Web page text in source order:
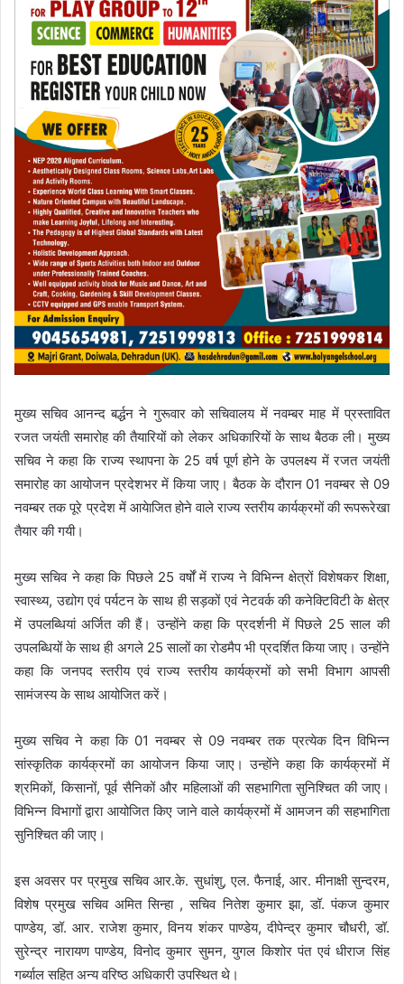
मुख्य सचिव आनन्द बर्द्धन ने गुरूवार को सचिवालय में नवम्बर माह में प्रस्तावित
रजत जयंती समारोह की तैयारियों को लेकर अधिकारियों के साथ बैठक ली। मुख्य
सचिव ने कहा कि राज्य स्थापना के 25 वर्ष पूर्ण होने के उपलक्ष्य में रजत जयंती
समारोह का आयोजन प्रदेशभर में किया जाए। बैठक के दौरान 01 नवम्बर से 09
नवम्बर तक पूरे प्रदेश में आयेाजित होने वाले राज्य स्तरीय कार्यक्रमों की रूपरूरेखा
तैयार की गयी।
मुख्य सचिव ने कहा कि पिछले 25 वर्षों में राज्य ने विभिन्न क्षेत्रों विशेषकर शिक्षा,
स्वास्थ्य, उद्योग एवं पर्यटन के साथ ही सड़कों एवं नेटवर्क की कनेक्टिविटी के क्षेत्र
में उपलब्धियां अर्जित की हैं। उन्होंने कहा कि प्रदर्शनी में पिछले 25 साल की
उपलब्धियों के साथ ही अगले 25 सालों का रोडमैप भी प्रदर्शित किया जाए। उन्होंने
कहा कि जनपद स्तरीय एवं राज्य स्तरीय कार्यक्रमों को सभी विभाग आपसी
सामंजस्य के साथ आयोजित करें।
मुख्य सचिव ने कहा कि 01 नवम्बर से 09 नवम्बर तक प्रत्येक दिन विभिन्न
सांस्कृतिक कार्यक्रमों का आयोजन किया जाए। उन्होंने कहा कि कार्यक्रमों में
श्रमिकों, किसानों, पूर्व सैनिकों और महिलाओं की सहभागिता सुनिश्चित की जाए।
विभिन्न विभागों द्वारा आयोजित किए जाने वाले कार्यक्रमों में आमजन की सहभागिता
सुनिश्चित की जाए।
इस अवसर पर प्रमुख सचिव आर.के. सुधांशु, एल. फैनाई, आर. मीनाक्षी सुन्दरम,
विशेष प्रमुख सचिव अमित सिन्हा , सचिव नितेश कुमार झा, डॉ. पंकज कुमार
पाण्डेय, डॉ. आर. राजेश कुमार, विनय शंकर पाण्डेय, दीपेन्द्र कुमार चौधरी, डॉ.
सुरेन्द्र नारायण पाण्डेय, विनोद कुमार सुमन, युगल किशोर पंत एवं धीराज सिंह
गर्ब्याल सहित अन्य वरिष्ठ अधिकारी उपस्थित थे।